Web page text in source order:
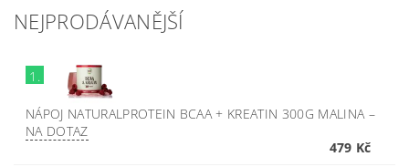
NEJPRODÁVANĚJŠÍ
1.
NÁPOJ NATURALPROTEIN BCAA + KREATIN 300G MALINA –
NA DOTAZ
479 Kč